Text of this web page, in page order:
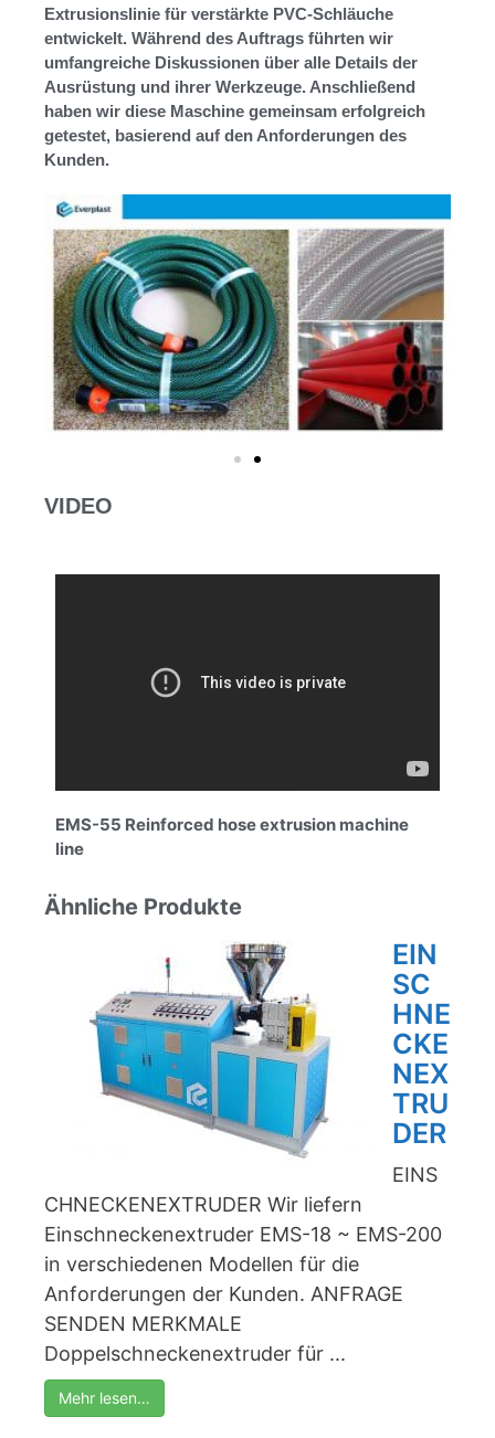
Extrusionslinie für verstärkte PVC-Schläuche
entwickelt. Während des Auftrags führten wir
umfangreiche Diskussionen über alle Details der
Ausrüstung und ihrer Werkzeuge. Anschließend
haben wir diese Maschine gemeinsam erfolgreich
getestet, basierend auf den Anforderungen des
Kunden.
VIDEO
EMS-55 Reinforced hose extrusion machine
line
Ähnliche Produkte
EIN
SC
HNE
CKE
NEX
TRU
DER
EINS
CHNECKENEXTRUDER Wir liefern
Einschneckenextruder EMS-18 ~ EMS-200
in verschiedenen Modellen für die
Anforderungen der Kunden. ANFRAGE
SENDEN MERKMALE
Doppelschneckenextruder für ...
Mehr lesen…